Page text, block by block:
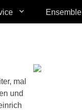
Ensemble
mal
und